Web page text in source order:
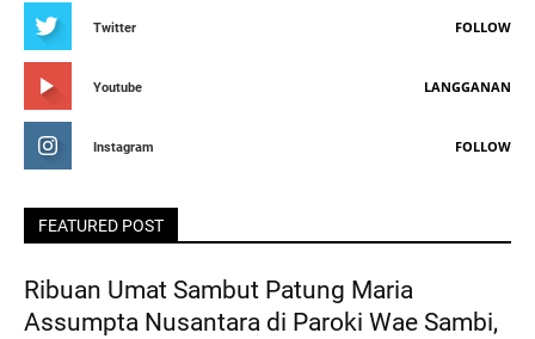
Twitter FOLLOW
Youtube LANGGANAN
Instagram FOLLOW
FEATURED POST
Ribuan Umat Sambut Patung Maria
Assumpta Nusantara di Paroki Wae Sambi,